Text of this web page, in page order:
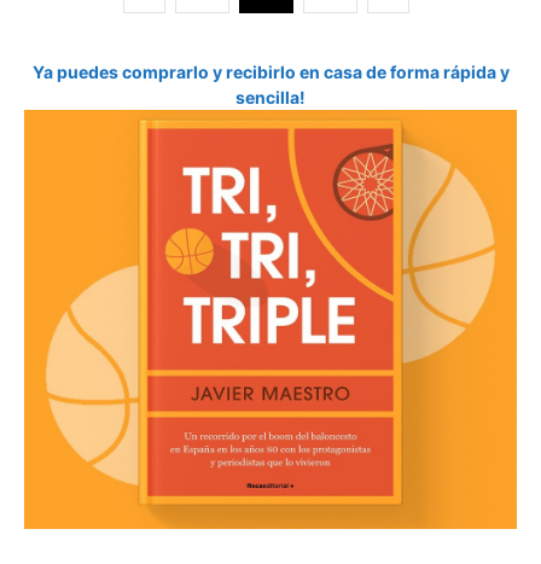
Ya puedes comprarlo y recibirlo en casa de forma rápida y
sencilla!